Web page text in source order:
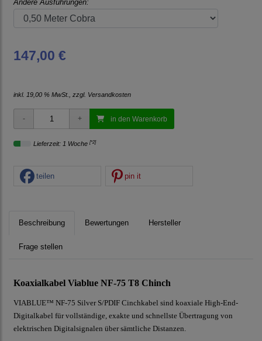
Andere Ausführungen:
147,00 €
inkl. 19,00 % MwSt., zzgl. Versandkosten
in den Warenkorb
Lieferzeit: 1 Woche [*2]
teilen pin it
Beschreibung Bewertungen Hersteller
Frage stellen
Koaxialkabel Viablue NF-75 T8 Chinch
VIABLUE™ NF-75 Silver S/PDIF Cinchkabel sind koaxiale High-End-
Digitalkabel für vollständige, exakte und schnellste Übertragung von
elektrischen Digitalsignalen über sämtliche Distanzen.